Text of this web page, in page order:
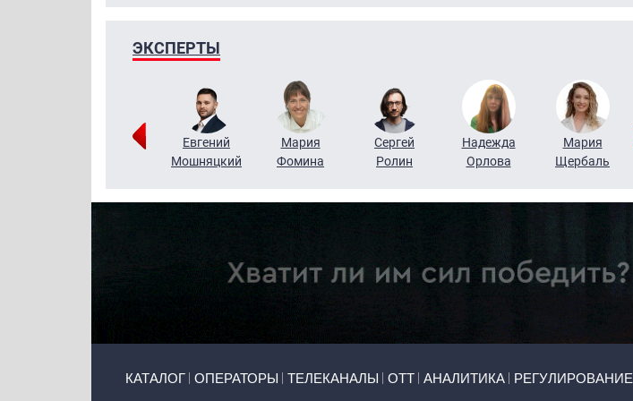
ЭКСПЕРТЫ
Виктор
Евгений
Мошняцкий
Мария
Фомина
Сергей
Ролин
Надежда
Орлова
Мария
Щербаль
КАТАЛОГ ОПЕРАТОРЫ ТЕЛЕКАНАЛЫ ОТТ АНАЛИТИКА РЕГУЛИРОВАНИЕ